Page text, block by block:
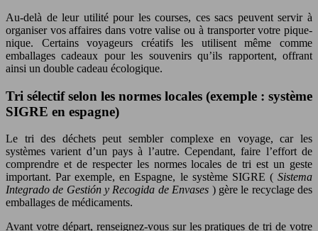
Au-delà de leur utilité pour les courses, ces sacs peuvent servir à
organiser vos affaires dans votre valise ou à transporter votre pique-
nique. Certains voyageurs créatifs les utilisent même comme
emballages cadeaux pour les souvenirs qu’ils rapportent, offrant
ainsi un double cadeau écologique.
Tri sélectif selon les normes locales (exemple : système
SIGRE en espagne)
Le tri des déchets peut sembler complexe en voyage, car les
systèmes varient d’un pays à l’autre. Cependant, faire l’effort de
comprendre et de respecter les normes locales de tri est un geste
important. Par exemple, en Espagne, le système SIGRE ( Sistema
Integrado de Gestión y Recogida de Envases ) gère le recyclage des
emballages de médicaments.
Avant votre départ, renseignez-vous sur les pratiques de tri de votre